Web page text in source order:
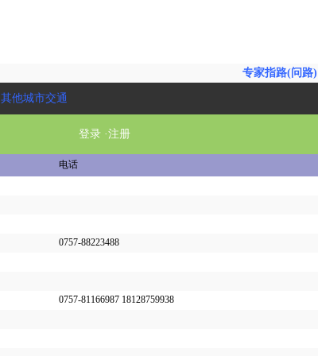
专家指路(问路)
其他城市交通
登录·注册
电话
0757-88223488
0757-81166987 18128759938